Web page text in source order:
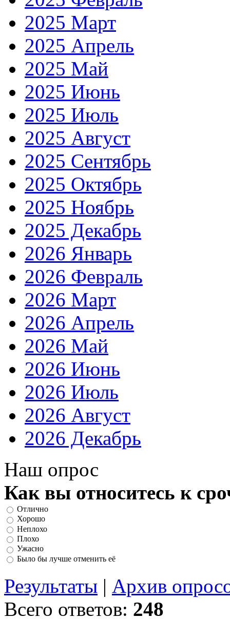
2025 Март
2025 Апрель
2025 Май
2025 Июнь
2025 Июль
2025 Август
2025 Сентябрь
2025 Октябрь
2025 Ноябрь
2025 Декабрь
2026 Январь
2026 Февраль
2026 Март
2026 Апрель
2026 Май
2026 Июнь
2026 Июль
2026 Август
2026 Декабрь
Наш опрос
Как вы относитесь к
Отлично
Хорошо
Неплохо
Плохо
Ужасно
Было бы лучше отменить её
Результаты | Архив
Всего ответов: 248